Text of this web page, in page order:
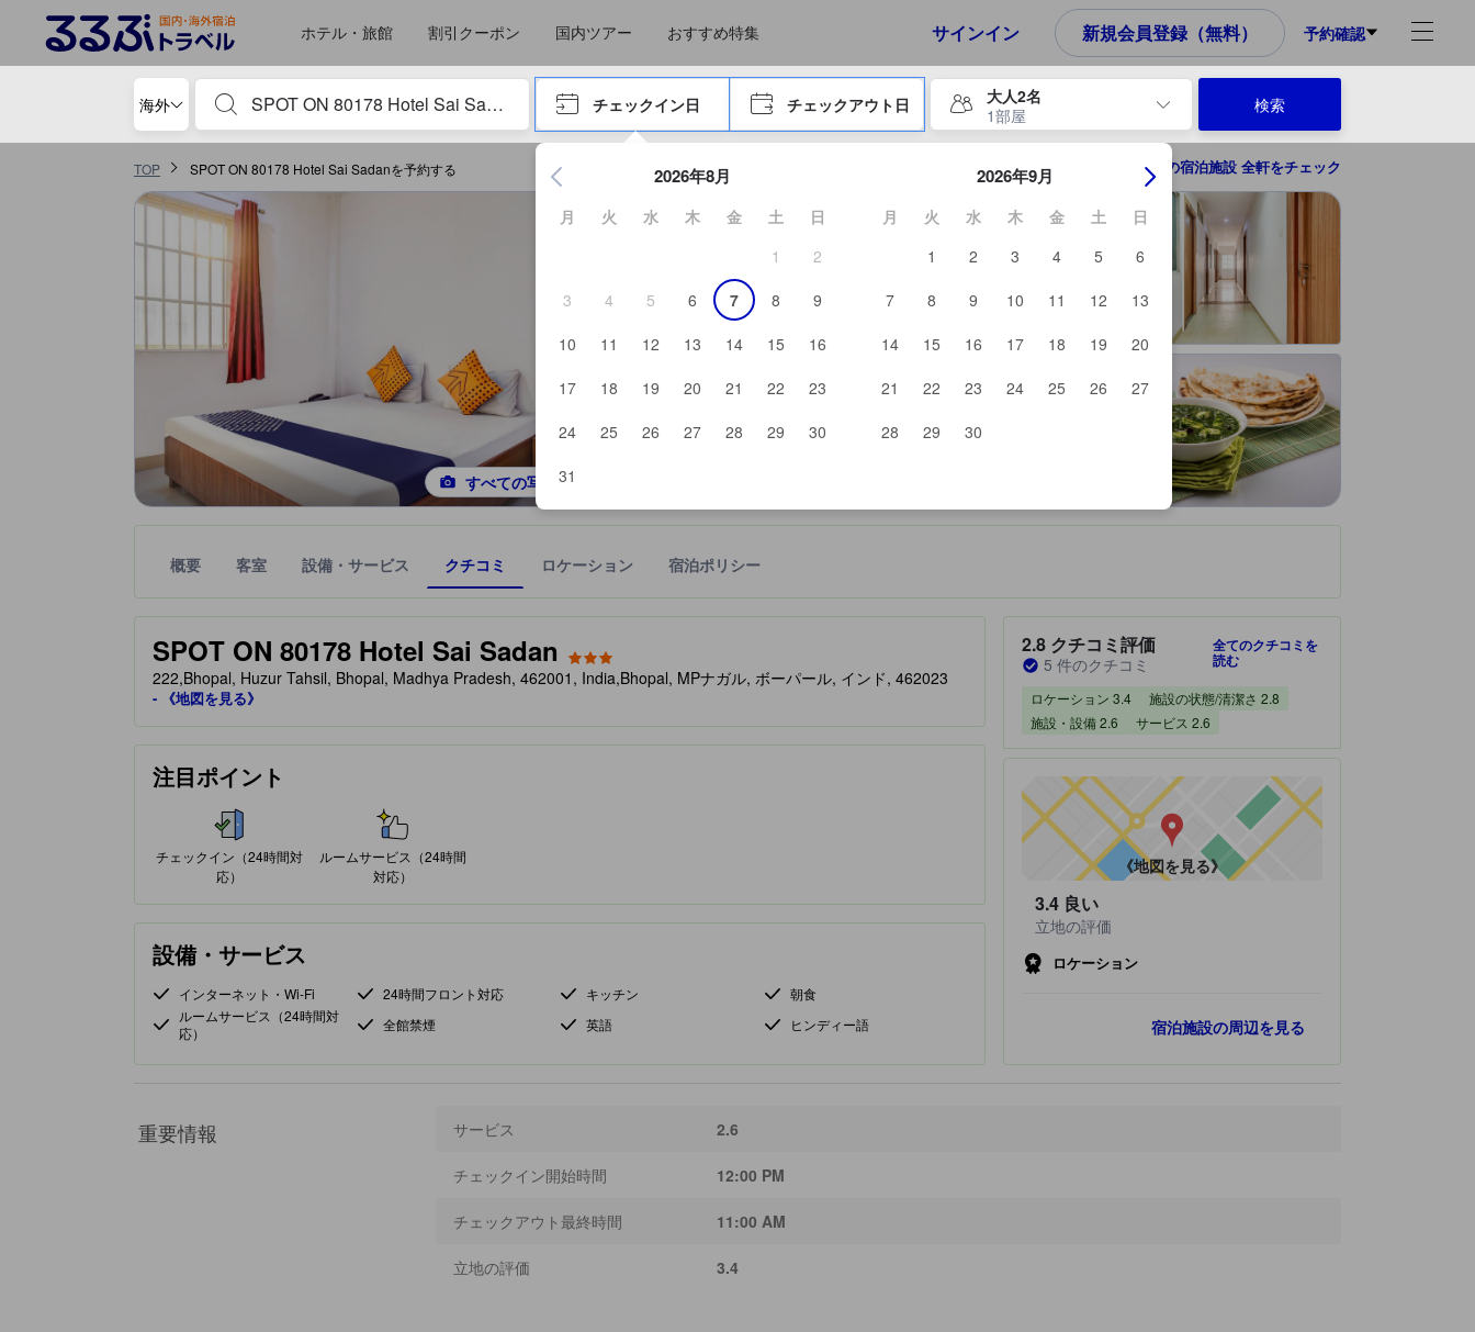
ホテル・旅館 割引クーポン 国内ツアー おすすめ特集 サインイン 新規会員登録（無料） 予約確認
海外
宿泊施設名やキーワードを入力し、矢印キーやタブキーで進み、エンターキーを押して内容を確定して、検索します。
チェックイン日 チェックアウト日
大人2名
1部屋
エンターキーを押して日付選択画面の操作を開始します。方向キーを使用して、チェックイン日とチェックアウト日を移動します。
2026年8月
月 火 水 木 金 土
日
1
2
3
4 5 6 7 8
9
10
11 12 13 14 15
16
17
18 19 20 21 22
23
24
25 26 27 28 29
30
31
2026年9月
月 火 水 木 金 土
日
1
2 3 4 5
6
7
8 9 10 11 12
13
14
15 16 17 18 19
20
21
22 23 24 25 26
27
28
29 30
検索
TOP SPOT ON 80178 Hotel Sai Sadanを予約する ボーパールの宿泊施設 全軒をチェック
すべての写真を見る
概要 客室 設備・サービス クチコミ ロケーション 宿泊ポリシー
SPOT ON 80178 Hotel Sai Sadan
星評価、最高5の内3
tooltip
星評価は、提携サイトから受け取った情報であり、宿泊施設に備わっていると予測される快適さや客室のレベルを示すものです。
222,Bhopal, Huzur Tahsil, Bhopal, Madhya Pradesh, 462001, India,Bhopal, MPナガル, ボーパール, インド, 462023
- 《地図を見る》
注目ポイント
チェックイン（24時間対
応）
ルームサービス（24時間
対応）
設備・サービス
インターネット・Wi-Fi 24時間フロント対応 キッチン
朝食
ルームサービス（24時間対
応）
全館禁煙 英語 ヒンディー語
宿泊施設のクチコミスコア：2.8 / 5 クチコミ評価 5 件のクチコミ
2.8 クチコミ評価
5 件のクチコミ
全てのクチコミを
読む
ロケーション 3.4
施設の状態/清潔さ 2.8
施設・設備 2.6
サービス 2.6
《地図を見る》
3.4 良い
立地の評価
ロケーション
宿泊施設の周辺を見る
重要情報 サービス 2.6
チェックイン開始時間 12:00 PM
チェックアウト最終時間 11:00 AM
立地の評価 3.4
るるぶトラベルに掲載されているクチコミは実際に予約をし、宿泊を終えたゲストから提供されています。実際の経験に基づいた内容であるため、これから宿泊選びをされるユーザーにとっても参考となる信頼で